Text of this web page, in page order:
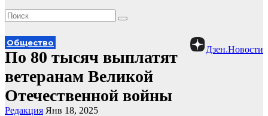
Дзен.Новости
Общество
По 80 тысяч выплатят
ветеранам Великой
Отечественной войны
Редакция Янв 18, 2025